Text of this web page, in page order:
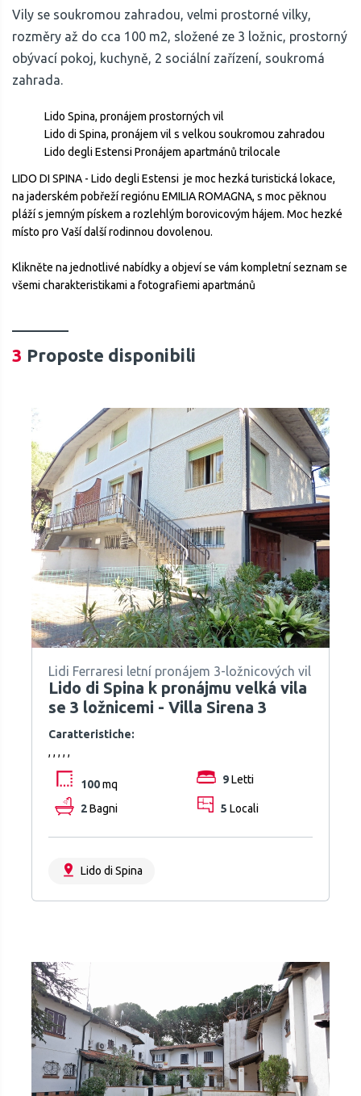
Vily se soukromou zahradou, velmi prostorné vilky,
rozměry až do cca 100 m2, složené ze 3 ložnic, prostorný
obývací pokoj, kuchyně, 2 sociální zařízení, soukromá
zahrada.
Lido Spina, pronájem prostorných vil
Lido di Spina, pronájem vil s velkou soukromou zahradou
Lido degli Estensi Pronájem apartmánů trilocale
LIDO DI SPINA - Lido degli Estensi je moc hezká turistická lokace,
na jaderském pobřeží regiónu EMILIA ROMAGNA, s moc pěknou
pláží s jemným pískem a rozlehlým borovicovým hájem. Moc hezké
místo pro Vaší další rodinnou dovolenou.
Klikněte na jednotlivé nabídky a objeví se vám kompletní seznam se
všemi charakteristikami a fotografiemi apartmánů
3 Proposte disponibili
Lidi Ferraresi letní pronájem 3-ložnicových vil
Lido di Spina k pronájmu velká vila
se 3 ložnicemi - Villa Sirena 3
Caratteristiche:
, , , , ,
100mq
2Bagni
9Letti
5 Locali
Lido di Spina